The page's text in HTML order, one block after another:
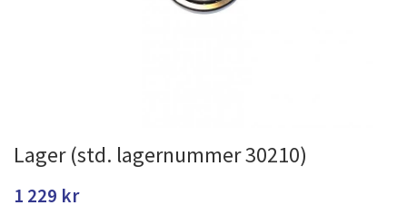
Lager (std. lagernummer 30210)
1 229 kr